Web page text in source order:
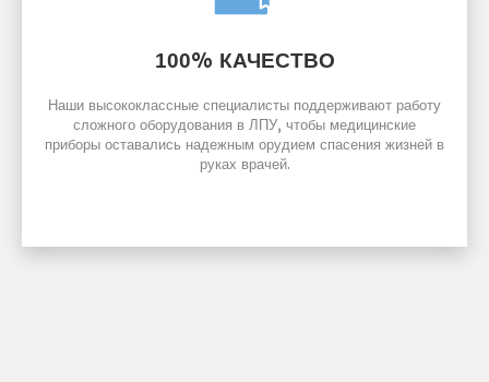
100% КАЧЕСТВО
Наши высококлассные специалисты поддерживают работу
сложного оборудования в ЛПУ, чтобы медицинские
приборы оставались надежным орудием спасения жизней в
руках врачей.